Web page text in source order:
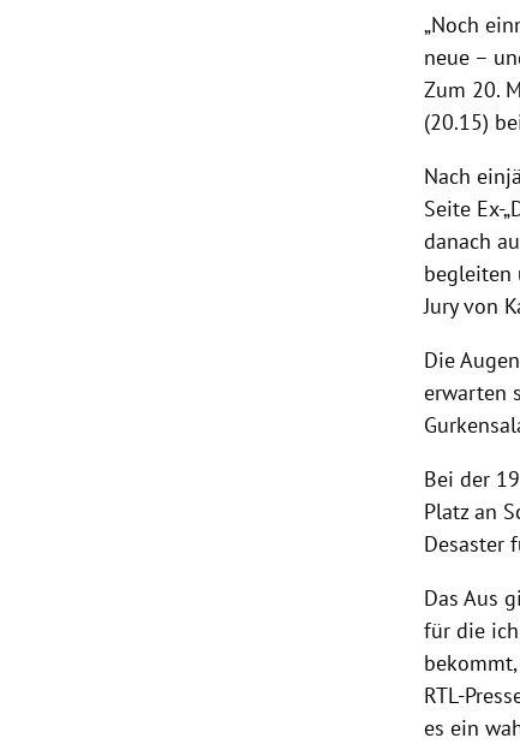
„Noch
neue –
Zum 20.
(20.15)
Nach
Seite Ex-
danach
begleiten
Jury von
Die
erwarten
Bei der
Platz an
Desaster
Das Aus
für die
RTL-
es ein